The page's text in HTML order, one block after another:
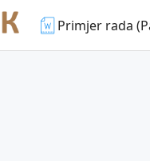
Primjer rada